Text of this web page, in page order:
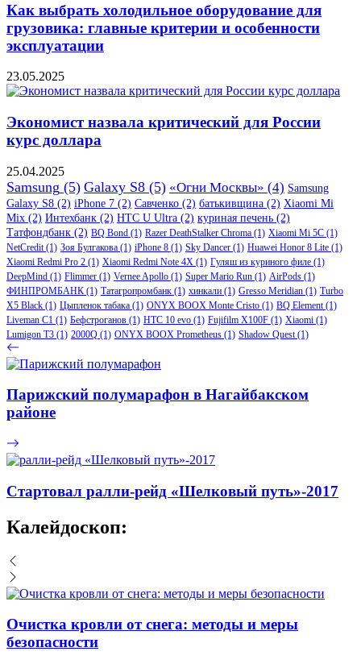
Как выбрать холодильное оборудование для
грузовика: главные критерии и особенности
эксплуатации
23.05.2025
Экономист назвала критический для России
курс доллара
25.04.2025
Samsung (5) Galaxy S8 (5) «Огни Москвы» (4) Samsung
Galaxy S8 (2) iPhone 7 (2) Савченко (2) батькивщина (2) Xiaomi Mi
Mix (2) Интехбанк (2) HTC U Ultra (2) куриная печень (2)
Татфондбанк (2) BQ Bond (1) Razer DeathStalker Chroma (1) Xiaomi Mi 5C (1)
NetCredit (1) Зоя Булгакова (1) iPhone 8 (1) Sky Dancer (1) Huawei Honor 8 Lite (1)
Xiaomi Redmi Pro 2 (1) Xiaomi Redmi Note 4X (1) Гуляш из куриного филе (1)
DeepMind (1) Flimmer (1) Vernee Apollo (1) Super Mario Run (1) AirPods (1)
ФИНПРОМБАНК (1) Татагропромбанк (1) хинкали (1) Gresso Meridian (1) Turbo
X5 Black (1) Цыпленок табака (1) ONYX BOOX Monte Cristo (1) BQ Element (1)
Liveman C1 (1) Бефстроганов (1) HTC 10 evo (1) Fujifilm X100F (1) Xiaomi (1)
Lumigon T3 (1) 2000Q (1) ONYX BOOX Prometheus (1) Shadow Quest (1)
Парижский полумарафон в Нагайбакском
районе
Стартовал ралли-рейд «Шелковый путь»-2017
Калейдоскоп:
Очистка кровли от снега: методы и меры
безопасности